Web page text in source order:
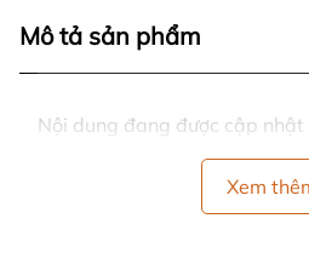
Mô tả sản phẩm
Nội dung đang được cập nhật
Xem